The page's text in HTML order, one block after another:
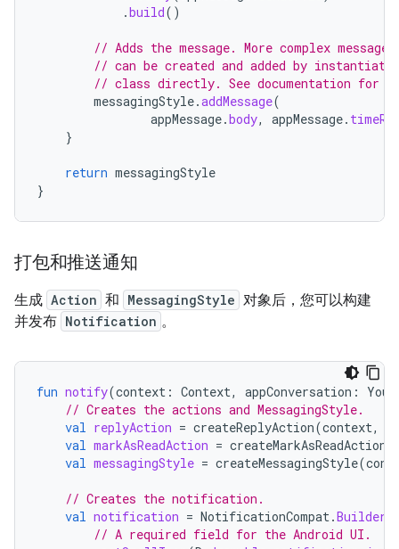
.build()
// Adds the message. More complex
// can be created and added by
// class directly. See documentation for
messagingStyle.addMessage(
appMessage.body, appMessage.
}
return messagingStyle
}
打包和推送通知
生成 Action 和 MessagingStyle 对象后，您可以构建
并发布 Notification 。
fun notify(context : Context, appConversation :
// Creates the actions and MessagingStyle.
val replyAction = createReplyAction(context,
val markAsReadAction = createMarkAsReadAction
val messagingStyle = createMessagingStyle(
// Creates the notification.
val notification = NotificationCompat.Builder
// A required field for the Android UI.